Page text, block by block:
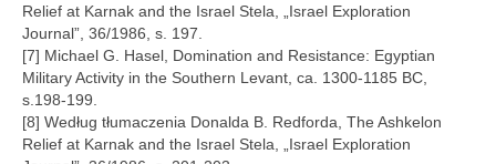
Relief at Karnak and the Israel Stela, „Israel Exploration
Journal”, 36/1986, s. 197.
[7] Michael G. Hasel, Domination and Resistance: Egyptian
Military Activity in the Southern Levant, ca. 1300-1185 BC,
s.198-199.
[8] Według tłumaczenia Donalda B. Redforda, The Ashkelon
Relief at Karnak and the Israel Stela, „Israel Exploration